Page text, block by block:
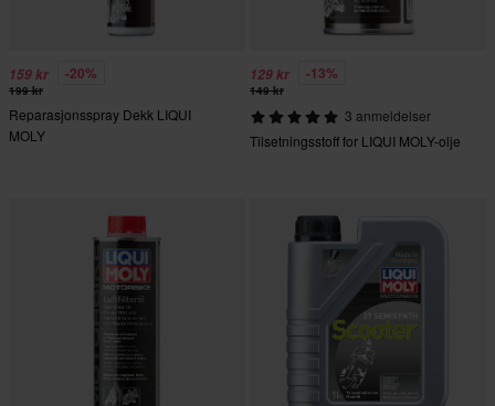
159 kr -20%
199 kr
Reparasjonsspray Dekk LIQUI
MOLY
129 kr -13%
149 kr
3 anmeldelser
Tilsetningsstoff for LIQUI MOLY-olje